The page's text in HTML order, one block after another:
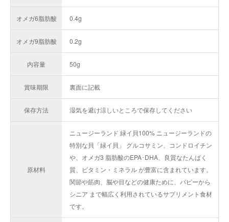
オメガ6脂肪酸 0.4g
オメガ9脂肪酸 0.2g
内容量 50g
賞味期限 裏面に記載
保存方法 湿気を避け涼しいところで保存してください
原材料
ニュージーランド 緑イ貝100% ニュージーランドの
特別な貝「緑イ貝」 グルコサミン、コンドロイチン
や、オメガ3 脂肪酸のEPA･DHA、良質なたんぱく
質、ビタミン・ミネラル が豊富に含まれています。
関節や筋肉、脳や目などの健康ために、パピーから
シニア まで幅広く利用されているサプリメント食材
です。